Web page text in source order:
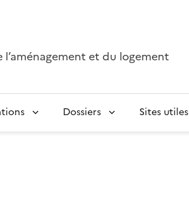
et du logement
Dossiers Sites utiles